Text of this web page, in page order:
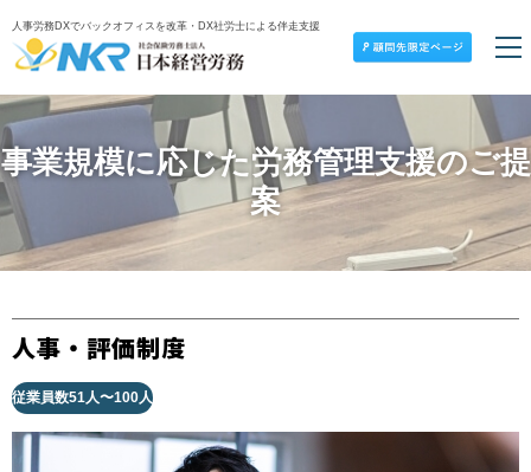
人事労務DXでバックオフィスを改革・DX社労士による伴走支援
事業規模に応じた労務管理支援のご提
案
人事・評価制度
従業員数51人〜100人